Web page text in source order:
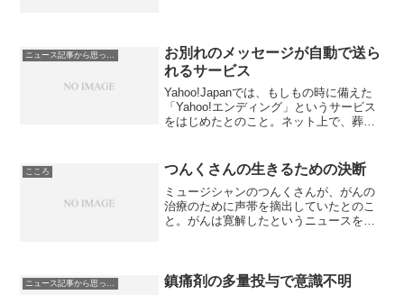
ど、ほとんど食べられなく...
ニュース記事から思ったこと
お別れのメッセージが自動で送ら
れるサービス
Yahoo!Japanでは、もしもの時に備えた
「Yahoo!エンディング」というサービス
をはじめたとのこと。ネット上で、葬儀
をおこなうのだそうです。私が心配して
いる、ネ...
こころ つんくさんの生きるための決断
ミュージシャンのつんくさんが、がんの
治療のために声帯を摘出していたとのこ
と。がんは寛解したというニュースを、
という選択をしたというの...
ニュース記事から思ったこと 鎮痛剤の多量投与で意識不明